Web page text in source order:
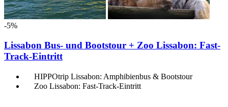
-5%
Lissabon Bus- und Bootstour + Zoo Lissabon: Fast-
Track-Eintritt
HIPPOtrip Lissabon: Amphibienbus & Bootstour
Zoo Lissabon: Fast-Track-Eintritt